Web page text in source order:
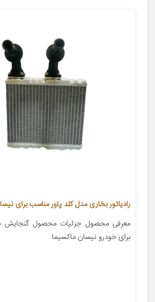
رادیاتور بخاری مدل کلد پاور مناسب برای
برای خودرو نیسان ماکسیما